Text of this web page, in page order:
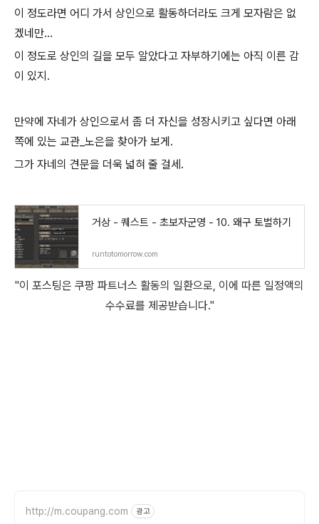
이 정도라면 어디 가서 상인으로 활동하더라도 크게 모자람은 없
겠네만...
이 정도로 상인의 길을 모두 알았다고 자부하기에는 아직 이른 감
이 있지.
만약에 자네가 상인으로서 좀 더 자신을 성장시키고 싶다면 아래
쪽에 있는 교관_노은을 찾아가 보게.
그가 자네의 견문을 더욱 넓혀 줄 걸세.
거상 - 퀘스트 - 초보자군영 - 10. 왜구 토벌하기
runtotomorrow.com
"이 포스팅은 쿠팡 파트너스 활동의 일환으로, 이에 따른 일정액의
수수료를 제공받습니다."
http://m.coupang.com 광고